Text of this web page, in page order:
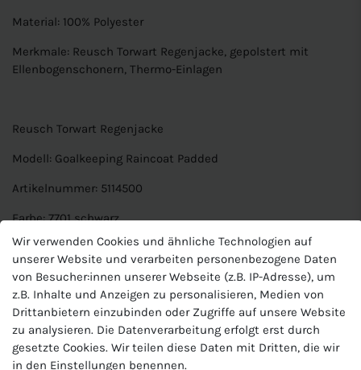
Material: 100% Polyester
Merkmale: Reusch Torwart Regenjacke, gepolstert mit
Ellenbogenschonern, Thermo-Einlagen
Reusch Torwart Regenjacke
Modell: Goalkeeping Raincoat Padded
Artikelnummer: 5114500
Farbe: 7701 schwarz
Material: 100% Polyester
Merkmale: Reusch Torwart Regenjacke, gepolstert mit
Ellenbogenschonern, Thermo-Einlagen
Produktnummer
5114500 7701
Wir verwenden Cookies und ähnliche Technologien auf
unserer Website und verarbeiten personenbezogene Daten
von Besucher:innen unserer Webseite (z.B. IP-Adresse), um
z.B. Inhalte und Anzeigen zu personalisieren, Medien von
Drittanbietern einzubinden oder Zugriffe auf unsere Website
zu analysieren. Die Datenverarbeitung erfolgt erst durch
gesetzte Cookies. Wir teilen diese Daten mit Dritten, die wir
in den Einstellungen benennen.